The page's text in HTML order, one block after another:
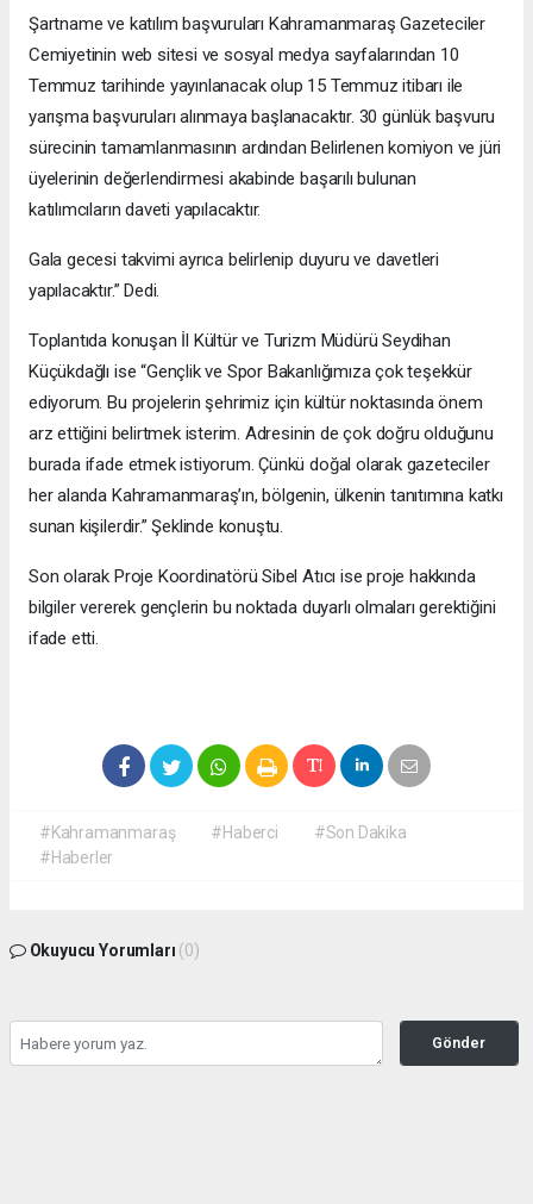
Şartname ve katılım başvuruları Kahramanmaraş Gazeteciler
Cemiyetinin web sitesi ve sosyal medya sayfalarından 10
Temmuz tarihinde yayınlanacak olup 15 Temmuz itibarı ile
yarışma başvuruları alınmaya başlanacaktır. 30 günlük başvuru
sürecinin tamamlanmasının ardından Belirlenen komiyon ve jüri
üyelerinin değerlendirmesi akabinde başarılı bulunan
katılımcıların daveti yapılacaktır.
Gala gecesi takvimi ayrıca belirlenip duyuru ve davetleri
yapılacaktır.” Dedi.
Toplantıda konuşan İl Kültür ve Turizm Müdürü Seydihan
Küçükdağlı ise “Gençlik ve Spor Bakanlığımıza çok teşekkür
ediyorum. Bu projelerin şehrimiz için kültür noktasında önem
arz ettiğini belirtmek isterim. Adresinin de çok doğru olduğunu
burada ifade etmek istiyorum. Çünkü doğal olarak gazeteciler
her alanda Kahramanmaraş’ın, bölgenin, ülkenin tanıtımına katkı
sunan kişilerdir.” Şeklinde konuştu.
Son olarak Proje Koordinatörü Sibel Atıcı ise proje hakkında
bilgiler vererek gençlerin bu noktada duyarlı olmaları gerektiğini
ifade etti.
#Kahramanmaraş #Haberci
#Son Dakika
#Haberler
Okuyucu Yorumları (0)
Gönder